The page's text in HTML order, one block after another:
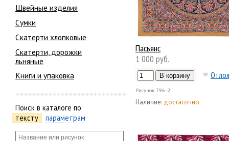
Швейные изделия
Сумки
Скатерти хлопковые
Скатерти, дорожки
льняные
Книги и упаковка
Поиск в каталоге по
тексту
параметрам
Пасьянс
1 000 руб.
Рисунок 796-2
Наличие: достаточно